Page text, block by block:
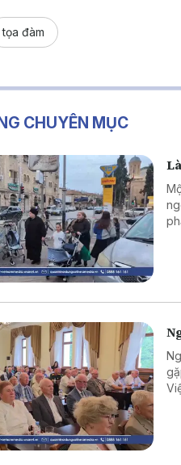
tọa đàm
CHUYÊN MỤC